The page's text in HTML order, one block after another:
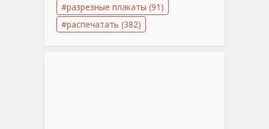
разрезные плакаты (91)
распечатать (382)